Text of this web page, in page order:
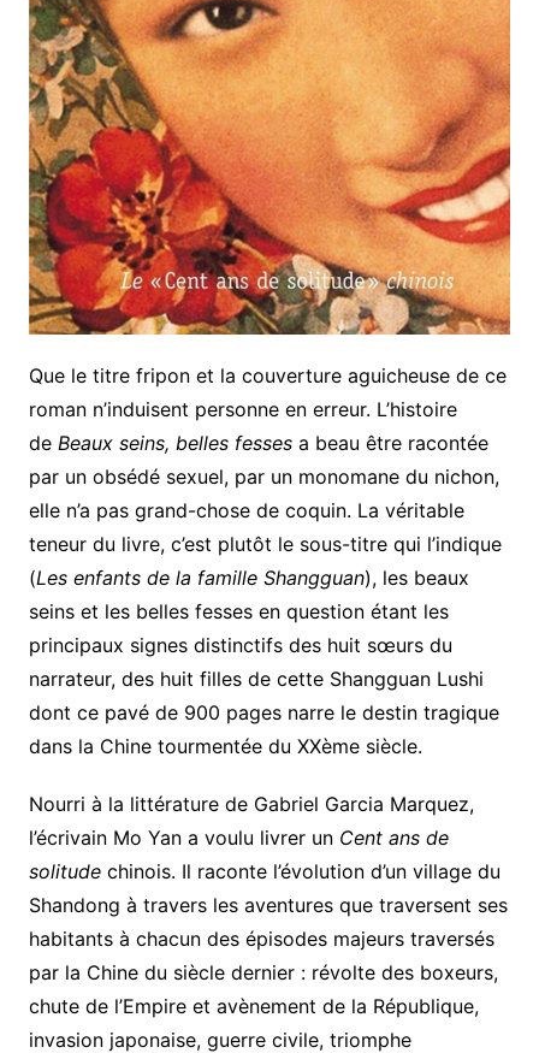
Que le titre fripon et la couverture aguicheuse de ce
roman n’induisent personne en erreur. L’histoire
de Beaux seins, belles fessesa beau être racontée
par un obsédé sexuel, par un monomane du nichon,
elle n’a pas grand-chose de coquin. La véritable
teneur du livre, c’est plutôt le sous-titre qui l’indique
(Les enfants de la famille Shangguan), les beaux
seins et les belles fesses en question étant les
principaux signes distinctifs des huit sœurs du
narrateur, des huit filles de cette Shangguan Lushi
dont ce pavé de 900 pages narre le destin tragique
dans la Chine tourmentée du XXème siècle.
Nourri à la littérature de Gabriel Garcia Marquez,
l’écrivain Mo Yan a voulu livrer un Cent ans de
solitudechinois. Il raconte l’évolution d’un village du
Shandong à travers les aventures que traversent ses
habitants à chacun des épisodes majeurs traversés
par la Chine du siècle dernier : révolte des boxeurs,
chute de l’Empire et avènement de la République,
invasion japonaise, guerre civile, triomphe